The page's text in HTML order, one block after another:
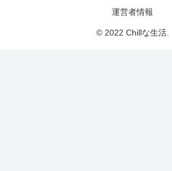
運営者情報
© 2022 Chillな生活.